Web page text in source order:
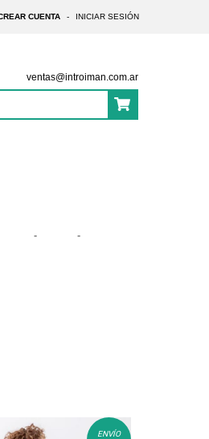
CUENTA - INICIAR SESIÓN
ventas@introiman.com.ar
- -
ENVÍO